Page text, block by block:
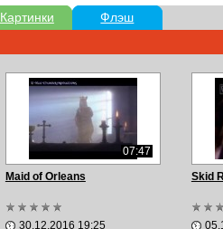
Картинки Флэш
07:47
Maid of Orleans
30.12.2016 19:25
Skid